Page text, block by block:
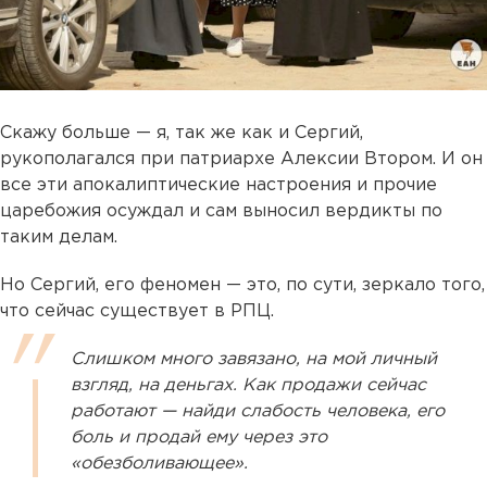
Скажу больше — я, так же как и Сергий,
рукополагался при патриархе Алексии Втором. И он
все эти апокалиптические настроения и прочие
царебожия осуждал и сам выносил вердикты по
таким делам.
Но Сергий, его феномен — это, по сути, зеркало того,
что сейчас существует в РПЦ.
Слишком много завязано, на мой личный
взгляд, на деньгах. Как продажи сейчас
работают — найди слабость человека, его
боль и продай ему через это
«обезболивающее».